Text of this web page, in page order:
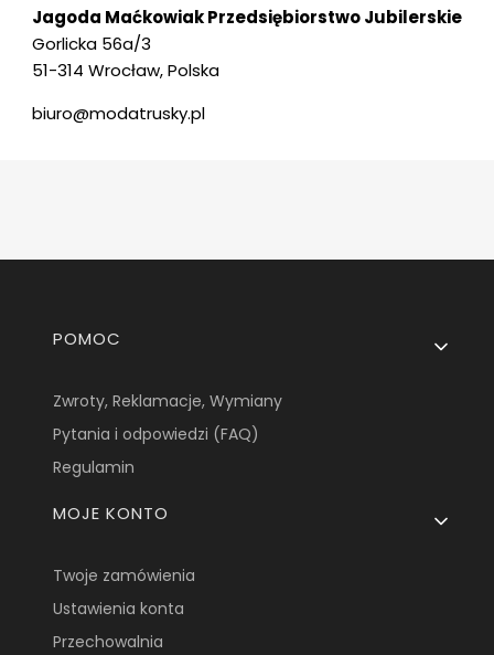
Jagoda Maćkowiak Przedsiębiorstwo Jubilerskie
Gorlicka 56a/3
51-314 Wrocław, Polska
biuro@modatrusky.pl
Linki w stopce
POMOC
Zwroty, Reklamacje, Wymiany
Pytania i odpowiedzi (FAQ)
Regulamin
MOJE KONTO
Twoje zamówienia
Ustawienia konta
Przechowalnia